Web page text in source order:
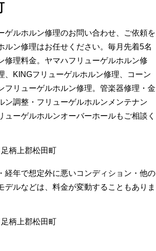
ゲルホルン修理のお問い合わせ、ご依頼を
ルン修理はお任せください。毎月先着5名
修理料金。ヤマハフリューゲルホルン修
、KINGフリューゲルホルン修理、コーン
フリューゲルホルン修理。管楽器修理・金
ン調整・フリューゲルホルンメンテナン
ーゲルホルンオーバーホールもご相談く
経年で想定外に悪いコンディション・他の
デルなどは、料金が変動することもありま